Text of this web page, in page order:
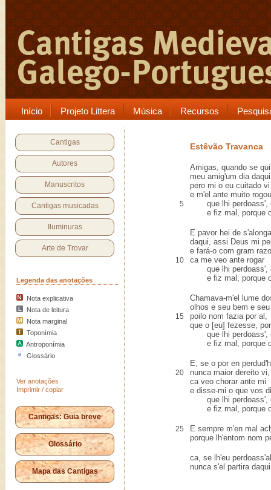
Início Projeto Littera Música Recursos
Cantigas
Autores
Manuscritos
Cantigas musicadas
Iluminuras
Arte de Trovar
Legenda das anotações
Nota explicativa
Nota de leitura
Nota marginal
Toponímia
Antroponímia
Glossário
Ver anotações
Imprimir / copiar
Cantigas: Guia breve
Glossário
Mapa das Cantigas
Estêvão Travanca
Amigas, quando se
meu amig'um dia
pero mi o eu cuitado vi
e m'el ante muito rogou
5
que lhi perdoass',
e fiz mal, porque o
E pavor hei de
daqui, assi Deus mi
e fará-o com gram
10
ca me veo ante rogar
que lhi perdoass',
e fiz mal, porque o
Chamava-m'el lume
olhos e seu bem e
15
poilo nom fazia por al,
que o [eu] fezesse,
que lhi perdoass',
e fiz mal, porque o
E, se o por en
20
nunca maior dereito vi,
ca veo chorar ante mi
e disse-mi o que vos
que lhi perdoass',
e fiz mal, porque o
25
E sempre m'en mal
porque lh'entom nom
ca, se lh'eu
nunca s'el partira